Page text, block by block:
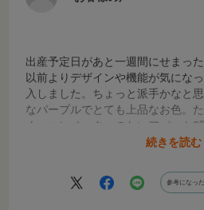
出産予定日があと一週間にせまった
以前よりデザインや機能が気にな
入しました。ちょっと派手かなと
なパープルでとても上品なお色。
く、エレベーターのないアパート
分1人で子供を抱っこしていても持
使う日が楽しみです。
続きを読む
参考になった